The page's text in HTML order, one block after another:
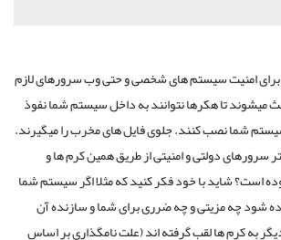
برای امنیت سیستم های شخصی و حتی وب سرورهای لازم
میشوند تا هکرها نتوانند به داخل سیستم شما نفوذ
سیستم شما نصب کنند. جلوی فایل های مخرب را می­گیرند.
سرورهای دولتی و امنیتی از طریق همین کرم ها و
است؟ شاید با خود فکر کنید که مثلا اگر سیستم شما
شود چه مزیتی و چه ضرری برای شما و سازنده آن
به کرم ها لقب گرفته اند (علت نامگذاری بر اساس